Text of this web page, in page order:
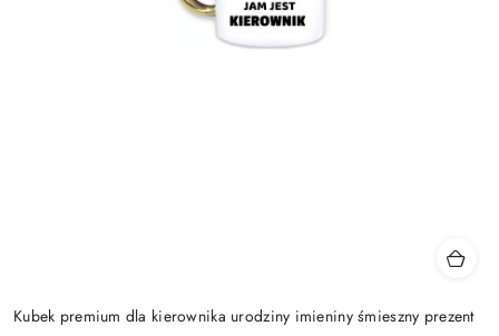
Kubek premium dla kierownika urodziny imieniny śmieszny prezent